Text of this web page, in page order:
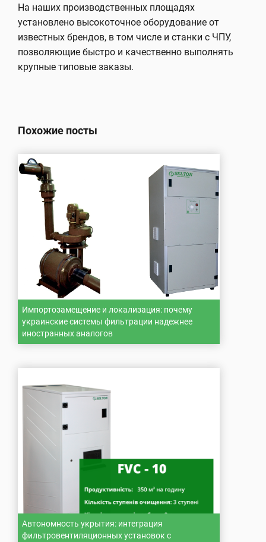
На наших производственных площадях
установлено высокоточное оборудование от
известных брендов, в том числе и станки с ЧПУ,
позволяющие быстро и качественно выполнять
крупные типовые заказы.
Похожие посты
Импортозамещение и локализация: почему
украинские системы фильтрации надежнее
иностранных аналогов
Автономность укрытия: интеграция
фильтровентиляционных установок с